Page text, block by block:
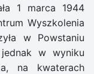
1 marca 1944
Wyszkolenia
w Powstaniu
w wyniku
na kwaterach